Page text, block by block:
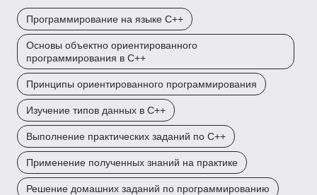
Программирование на языке C++
Основы объектно ориентированного
программирования в C++
Принципы ориентированного программирования
Изучение типов данных в C++
Выполнение практических заданий по C++
Применение полученных знаний на практике
Решение домашних заданий по программированию